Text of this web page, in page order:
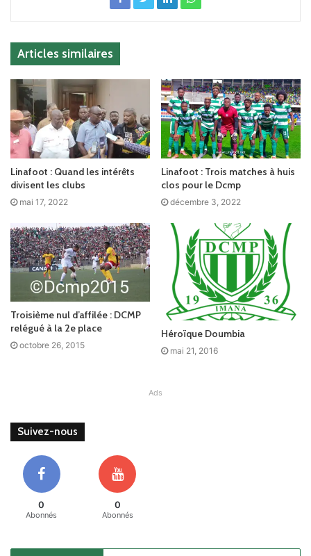
Articles similaires
Linafoot : Quand les intérêts
divisent les clubs
mai 17, 2022
Linafoot : Trois matches à huis
clos pour le Dcmp
décembre 3, 2022
Troisième nul d’affilée : DCMP
relégué à la 2e place
octobre 26, 2015
Héroïque Doumbia
mai 21, 2016
Ads
Suivez-nous
0
Abonnés
0
Abonnés